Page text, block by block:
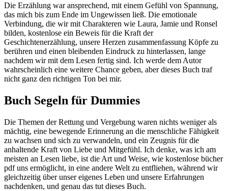
Die Erzählung war ansprechend, mit einem Gefühl von Spannung,
das mich bis zum Ende im Ungewissen ließ. Die emotionale
Verbindung, die wir mit Charakteren wie Laura, Jamie und Ronsel
bilden, kostenlose ein Beweis für die Kraft der
Geschichtenerzählung, unsere Herzen zusammenfassung Köpfe zu
berühren und einen bleibenden Eindruck zu hinterlassen, lange
nachdem wir mit dem Lesen fertig sind. Ich werde dem Autor
wahrscheinlich eine weitere Chance geben, aber dieses Buch traf
nicht ganz den richtigen Ton bei mir.
Buch Segeln für Dummies
Die Themen der Rettung und Vergebung waren nichts weniger als
mächtig, eine bewegende Erinnerung an die menschliche Fähigkeit
zu wachsen und sich zu verwandeln, und ein Zeugnis für die
anhaltende Kraft von Liebe und Mitgefühl. Ich denke, was ich am
meisten an Lesen liebe, ist die Art und Weise, wie kostenlose bücher
pdf uns ermöglicht, in eine andere Welt zu entfliehen, während wir
gleichzeitig über unser eigenes Leben und unsere Erfahrungen
nachdenken, und genau das tut dieses Buch.